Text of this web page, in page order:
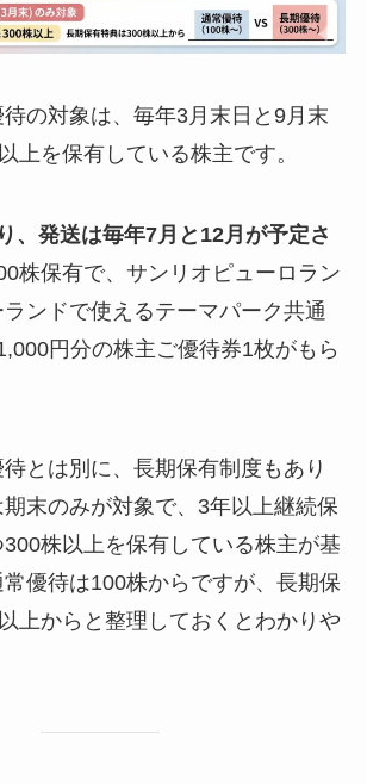
の対象は、毎年3月末日と9月末
上を保有している株主です。
、発送は毎年7月と12月が予定さ
株保有で、サンリオピューロラン
ランドで使えるテーマパーク共通
円分の株主ご優待券1枚がもら
とは別に、長期保有制度もあり
期末のみが対象で、3年以上継続保
株以上を保有している株主が基
優待は100株からですが、長期保
上からと整理しておくとわかりや